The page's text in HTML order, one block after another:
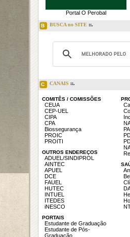
Portal O Perobal
B BUSCA no SITE ::.
C CANAIS ::.
COMITÊS / COMISSÕES
CEUA
CEP-UEL
CIPA
CPA
Biossegurança
PROIC
PROITI
OUTROS ENDEREÇOS
ADUEL/SINDIPROL
AINTEC
APUEL
DCE
FAUEL
HUTEC
INTUEL
ITEDES
iNESCO
PORTAIS
Estudante de Graduação
Estudante de Pós-
Graduação